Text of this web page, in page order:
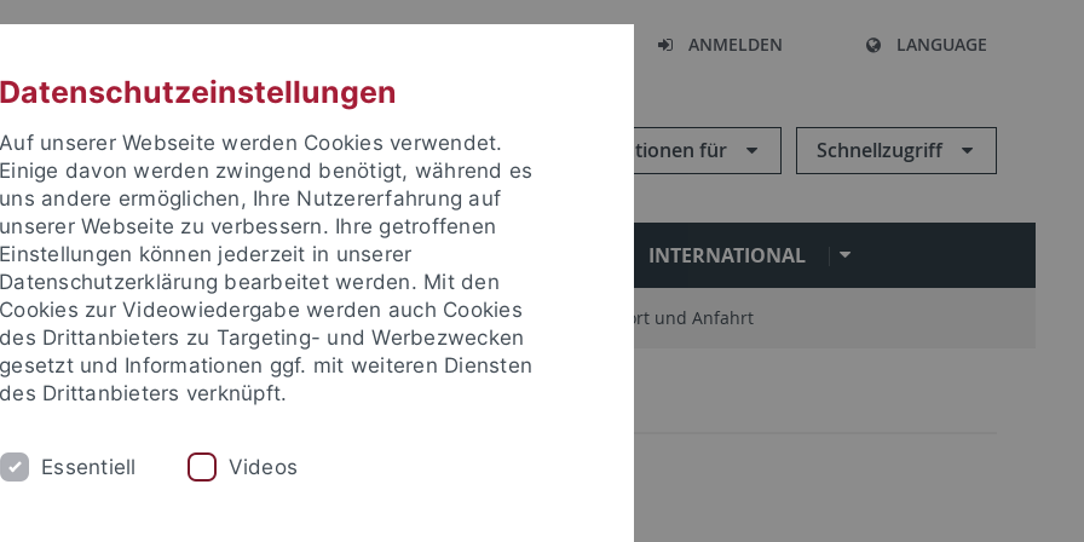
ANMELDEN LANGUAGE
Informationen für Schnellzugriff
STUDIUM FORSCHUNG EINRICHTUNGEN INTERNATIONAL
und Publikationen Campusleben Im Dialog Karriere Standort und Anfahrt
Veranstaltungen Veranstaltungskalender
Datenschutzeinstellungen
Auf unserer Webseite werden Cookies verwendet.
Einige davon werden zwingend benötigt, während es
uns andere ermöglichen, Ihre Nutzererfahrung auf
unserer Webseite zu verbessern. Ihre getroffenen
Einstellungen können jederzeit in unserer
Datenschutzerklärung bearbeitet werden. Mit den
Cookies zur Videowiedergabe werden auch Cookies
des Drittanbieters zu Targeting- und Werbezwecken
gesetzt und Informationen ggf. mit weiteren Diensten
des Drittanbieters verknüpft.
Essentiell Videos